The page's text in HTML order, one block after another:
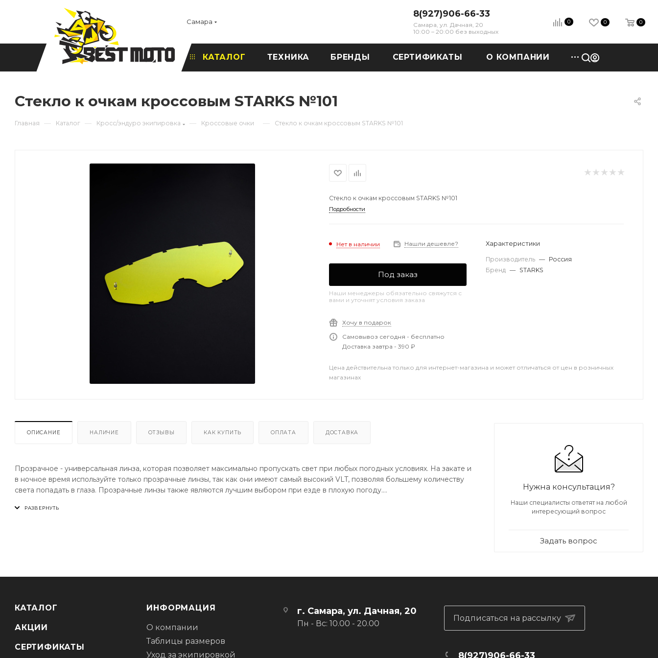
Самара
8(927)906-66-33
Самара, ул. Дачная, 20
10:00 – 20:00 без выходных
0 0 0
КАТАЛОГ ТЕХНИКА БРЕНДЫ СЕРТИФИКАТЫ О КОМПАНИИ
Стекло к очкам кроссовым STARKS №101
Главная — Каталог — Кросс/эндуро экипировка — Кроссовые очки — Стекло к очкам кроссовым STARKS №101
Стекло к очкам кроссовым STARKS №101
Подробности
Нет в наличии Нашли дешевле?
Под заказ
Наши менеджеры обязательно свяжутся с
вами и уточнят условия заказа
Хочу в подарок
Самовывоз сегодня - бесплатно
Доставка завтра - 390 ₽
Характеристики
Производитель — Россия
Бренд — STARKS
Цена действительна только для интернет-магазина и может отличаться от цен в розничных
магазинах
ОПИСАНИЕ НАЛИЧИЕ ОТЗЫВЫ КАК КУПИТЬ ОПЛАТА ДОСТАВКА
Прозрачное - универсальная линза, которая позволяет максимально пропускать свет при любых погодных условиях. На закате и
в ночное время используйте только прозрачные линзы, так как они имеют самый высокий VLT, позволяя большему количеству
света попадать в глаза. Прозрачные линзы также являются лучшим выбором при езде в плохую погоду.
Зеркальное покрытие - обеспечивает максимальное уменьшение бликов при ярком освещении для улучшения видимости – на
Нужна консультация?
Наши специалисты ответят на любой
интересующий вопрос
Задать вопрос
КАТАЛОГ
АКЦИИ
СЕРТИФИКАТЫ
ИНФОРМАЦИЯ
О компании
Таблицы размеров
Уход за экипировкой
г. Самара, ул. Дачная, 20
Пн - Вс: 10.00 - 20.00
Подписаться на рассылку
8(927)906-66-33